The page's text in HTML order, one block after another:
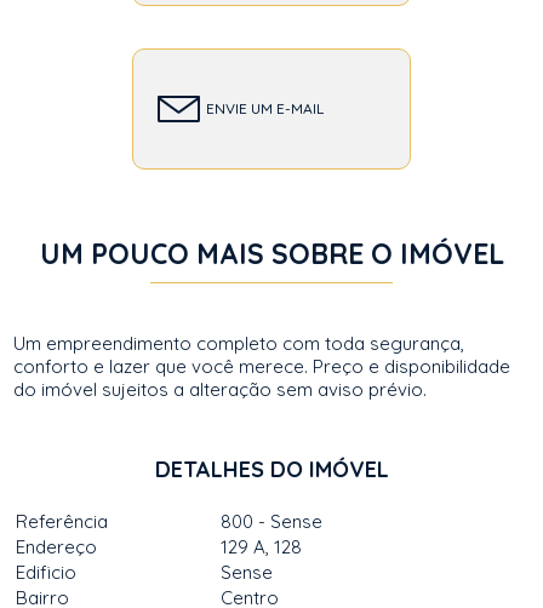
ENVIE UM E-MAIL
UM POUCO MAIS SOBRE O IMÓVEL
Um empreendimento completo com toda segurança,
conforto e lazer que você merece. Preço e disponibilidade
do imóvel sujeitos a alteração sem aviso prévio.
DETALHES DO IMÓVEL
Referência
800 - Sense
Endereço
129 A, 128
Edificio
Sense
Bairro
Centro